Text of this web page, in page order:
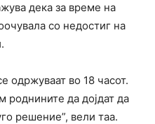
дека за време на
со недостиг на
одржуваат во 18 часот.
роднините да дојдат да
решение”, вели таа.